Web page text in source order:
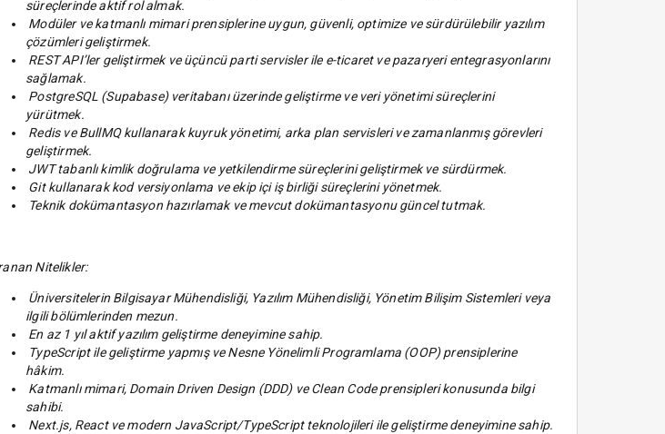
süreçlerinde aktif rol almak.
Modüler ve katmanlı mimari prensiplerine uygun, güvenli, optimize ve sürdürülebilir yazılım
çözümleri geliştirmek.
REST API’ler geliştirmek ve üçüncü parti servisler ile e-ticaret ve pazaryeri entegrasyonlarını
sağlamak.
PostgreSQL (Supabase) veritabanı üzerinde geliştirme ve veri yönetimi süreçlerini
yürütmek.
Redis ve BullMQ kullanarak kuyruk yönetimi, arka plan servisleri ve zamanlanmış görevleri
geliştirmek.
JWT tabanlı kimlik doğrulama ve yetkilendirme süreçlerini geliştirmek ve sürdürmek.
Git kullanarak kod versiyonlama ve ekip içi iş birliği süreçlerini yönetmek.
Teknik dokümantasyon hazırlamak ve mevcut dokümantasyonu güncel tutmak.
Nitelikler:
Üniversitelerin Bilgisayar Mühendisliği, Yazılım Mühendisliği, Yönetim Bilişim Sistemleri veya
ilgili bölümlerinden mezun.
En az 1 yıl aktif yazılım geliştirme deneyimine sahip.
TypeScript ile geliştirme yapmış ve Nesne Yönelimli Programlama (OOP) prensiplerine
hâkim.
Katmanlı mimari, Domain Driven Design (DDD) ve Clean Code prensipleri konusunda bilgi
sahibi.
Next.js, React ve modern JavaScript/TypeScript teknolojileri ile geliştirme deneyimine sahip.